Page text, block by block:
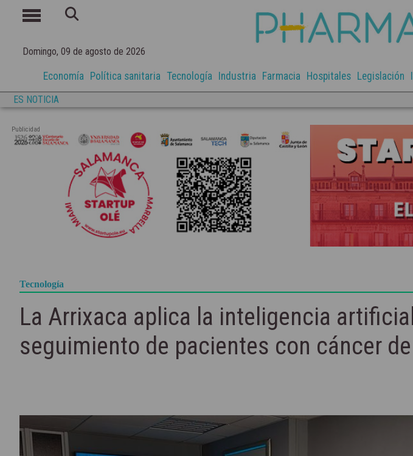
Domingo, 09 de agosto de 2026
Economía Política sanitaria Tecnología Industria Farmacia Hospitales Legislación
ES NOTICIA
Publicidad
Tecnología
La Arrixaca aplica la inteligencia
seguimiento de pacientes con cáncer